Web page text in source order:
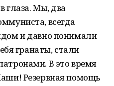
глаза. Мы, два
всегда
и давно понимали
гранаты, стали
В это время
Резервная помощь